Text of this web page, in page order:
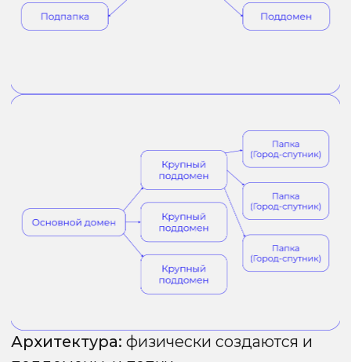
в региональном SEO: они помогают
поисковикам «видеть» ваш бизнес
в связке с этим. Ссылки с конкретной
географической привязкой усиливают
биржах или разместить на региональных
каталогах, HR-порталах и сайтах-
отзовиках, создавая дополнительный
сигнал релевантности для каждой
территории.
Внутренняя перелинковка
Региональные сайты и страницы
обязательно должны быть связаны
между собой и основным доменом
и позволяет передавать PageRank между
страницами, усиливая позиции каждого